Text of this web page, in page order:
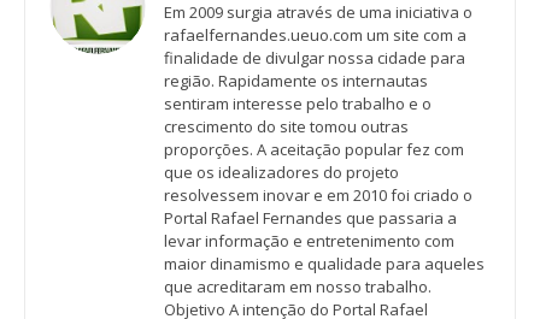
Em 2009 surgia através de uma iniciativa o
rafaelfernandes.ueuo.com um site com a
finalidade de divulgar nossa cidade para
região. Rapidamente os internautas
sentiram interesse pelo trabalho e o
crescimento do site tomou outras
proporções. A aceitação popular fez com
que os idealizadores do projeto
resolvessem inovar e em 2010 foi criado o
Portal Rafael Fernandes que passaria a
levar informação e entretenimento com
maior dinamismo e qualidade para aqueles
que acreditaram em nosso trabalho.
Objetivo A intenção do Portal Rafael